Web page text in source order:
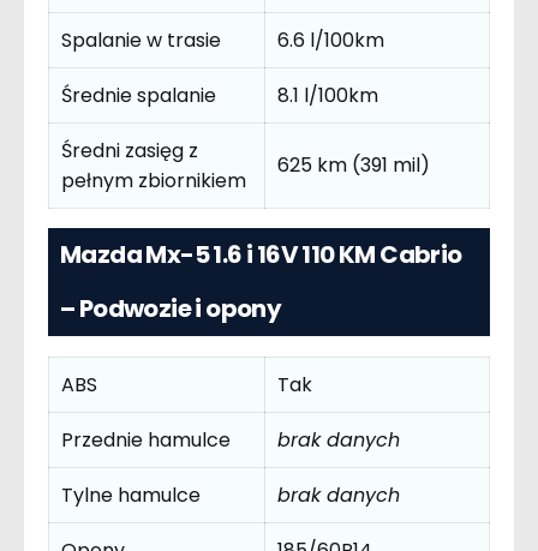
Spalanie w trasie
6.6 l/100km
Średnie spalanie
8.1 l/100km
Średni zasięg z
pełnym zbiornikiem
625 km (391 mil)
Mazda Mx-5 1.6 i 16V 110 KM Cabrio
– Podwozie i opony
ABS
Tak
Przednie hamulce
brak danych
Tylne hamulce
brak danych